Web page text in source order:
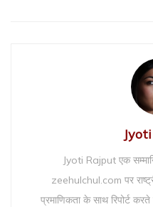
Jyoti Rajput एक
zeehulchul.com पर
प्रमाणिकता के साथ रिपोर्ट